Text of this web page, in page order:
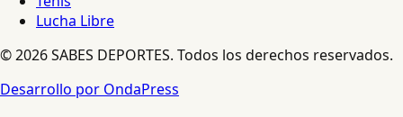
Lucha Libre
© 2026 SABES DEPORTES. Todos los derechos reservados.
Desarrollo por OndaPress